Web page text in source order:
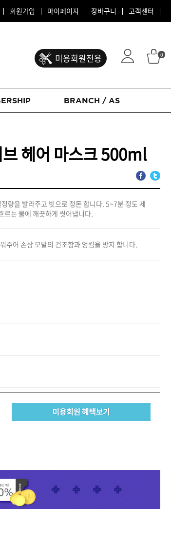
고객센터
장바구니
마이페이지
회원가입
미용회원전용 0
BRANCH / AS
ATS 퍼스티지
리버시
카미시
브레시
ATS 스타일뮤즈
맥스
모로칸오일 트리트먼트 오리
지날 125ml
미용회원전용
헤어 마스크 500ml
량을 발라주고 빗으로 정돈 합니다. 5~7분 정도 제
르는 물에 깨끗하게 씻어냅니다.
주어 손상 모발의 건조함과 엉킴을 방지 합니다.